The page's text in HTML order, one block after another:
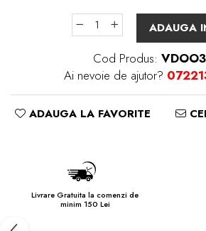
ADAUGA
Cod Produs:
Ai nevoie de ajutor?
ADAUGA LA FAVORITE
Livrare Gratuita la comenzi de
minim 150 Lei